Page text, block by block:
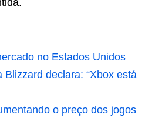
no Estados Unidos
Blizzard declara: “Xbox está
o preço dos jogos